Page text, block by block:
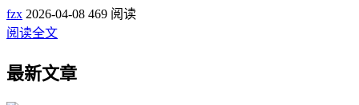
fzx 2026-04-08 469 阅读
阅读全文
最新文章